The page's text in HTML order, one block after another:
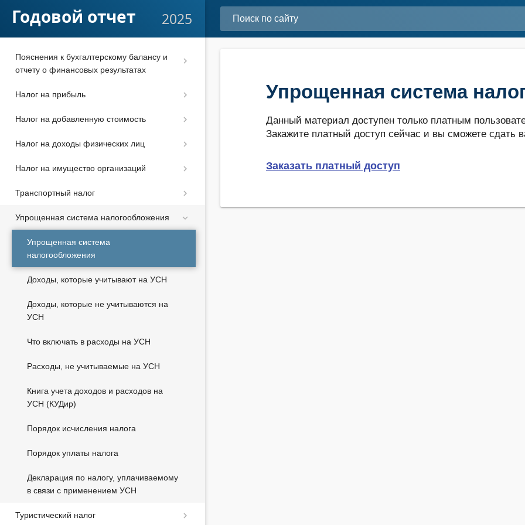
Годовой отчет 2025
Отчет об изменениях капитала
Пояснения к бухгалтерскому балансу и
отчету о финансовых результатах
Налог на прибыль
Налог на добавленную стоимость
Налог на доходы физических лиц
Налог на имущество организаций
Транспортный налог
Упрощенная система налогообложения
Упрощенная система
налогообложения
Доходы, которые учитывают на УСН
Доходы, которые не учитываются на
УСН
Что включать в расходы на УСН
Расходы, не учитываемые на УСН
Книга учета доходов и расходов на
УСН (КУДир)
Порядок исчисления налога
Порядок уплаты налога
Декларация по налогу, уплачиваемому
в связи с применением УСН
Туристический налог
Упрощенная система
Данный материал доступен только платным
Закажите платный доступ сейчас и вы сможете сдать
Заказать платный доступ